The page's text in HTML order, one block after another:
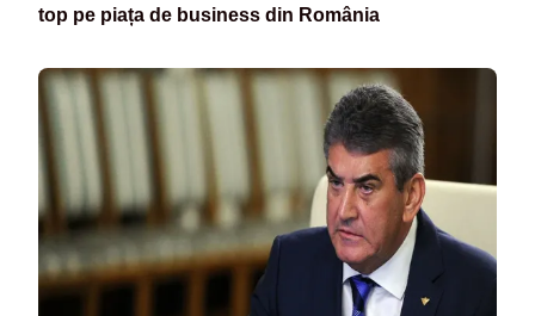
top pe piața de business din România